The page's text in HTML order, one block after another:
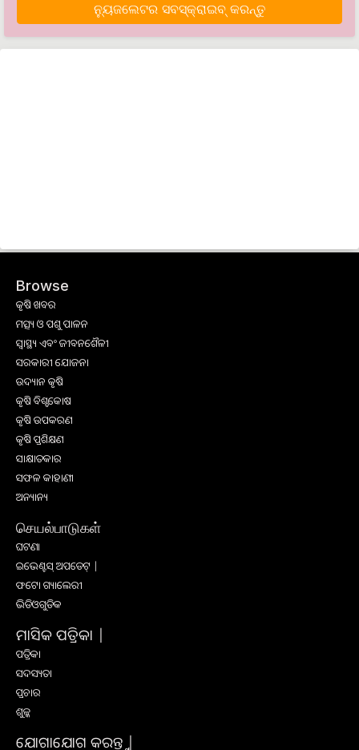
ନ୍ୟୁଜଲେଟର ସବସ୍କ୍ରାଇବ୍‌ କରନ୍ତୁ
Browse
କୃଷି ଖବର
ମତ୍ସ୍ୟ ଓ ପଶୁ ପାଳନ
ସ୍ୱାସ୍ଥ୍ୟ ଏବଂ ଜୀବନଶୈଳୀ
ସରକାରୀ ଯୋଜନା
ଉଦ୍ୟାନ କୃଷି
କୃଷି ବିଶ୍ବକୋଷ
କୃଷି ଉପକରଣ
କୃଷି ପ୍ରଶିକ୍ଷଣ
ସାକ୍ଷାତକାର
ସଫଳ କାହାଣୀ
ଅନ୍ୟାନ୍ୟ
செயல்பாடுகள்
ଘଟଣା
ଇଭେଣ୍ଟସ୍ ଅପଡେଟ୍ |
ଫଟୋ ଗ୍ୟାଲେରୀ
ଭିଡିଓଗୁଡିକ
ମାସିକ ପତ୍ରିକା |
ପତ୍ରିକା
ସଦସ୍ୟତା
ପ୍ରଚାର
ଶୁଳ୍କ
ଯୋଗାଯୋଗ କରନ୍ତୁ |